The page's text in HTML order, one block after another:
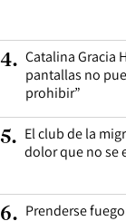
4. Catalina Gracia
pantallas no
prohibir”
5. El club de la
dolor que no se
6. Prenderse